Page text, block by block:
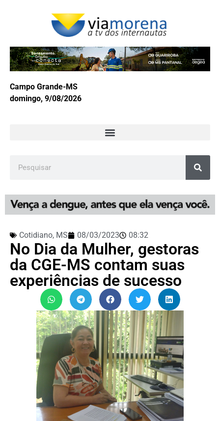
Campo Grande-MS
domingo, 9/08/2026
Cotidiano, MS 08/03/2023 08:32
No Dia da Mulher, gestoras
da CGE-MS contam suas
experiências de sucesso